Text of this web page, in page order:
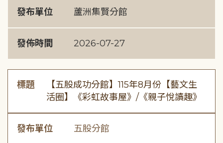
發布單位 蘆洲集賢分館
發佈時間 2026-07-27
標題
【五股成功分館】115年8月份【藝文生
活圈】《彩虹故事屋》/《親子悅讀趣》
發布單位 五股分館